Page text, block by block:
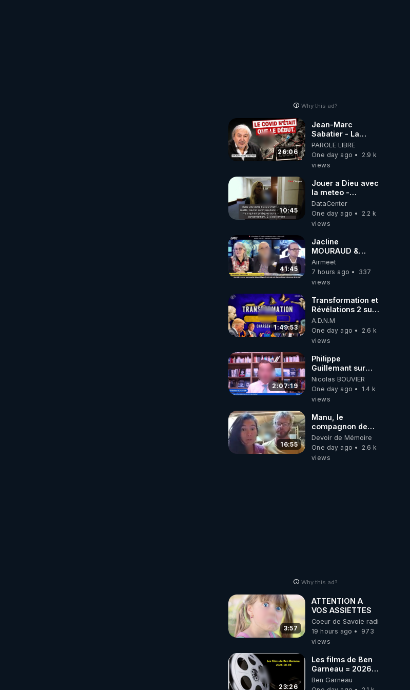
Why this ad?
26:06
Jean-Marc
Sabatier - La
Covid-19 n'a été
que le début -
L'ARNm &
où auront-t-il ?
PAROLE LIBRE
One day ago
2.9 k
views
10:45
Jouer a Dieu avec
la meteo -
Citoicitoyen
DataCenter
One day ago
2.2 k
views
41:45
Jacline
MOURAUD &
Pierre
JOVANOVIC ★
Factures
Passé Le Pognon
?
Airmeet
7 hours ago
337
views
1:49:53
Transformation et
Révélations 2 sur
2 - live du
07/08/26
A.D.N.M
One day ago
2.6 k
views
2:07:19
Philippe
Guillemant sur
l’IA, la conscience
et les OVNI
Nicolas BOUVIER
One day ago
1.4 k
views
16:55
Manu, le
compagnon de
Kyria, raconte sa
garde à vue
musclée.
Devoir de Mémoire
One day ago
2.6 k
views
Why this ad?
3:57
ATTENTION A
VOS ASSIETTES
Coeur de Savoie radioweb TV
19 hours ago
973
views
23:26
Les films de Ben
Garneau = 2026-
08-08
Ben Garneau